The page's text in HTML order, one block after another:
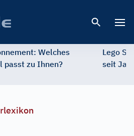
Welches
passt zu Ihnen?
Lego
seit